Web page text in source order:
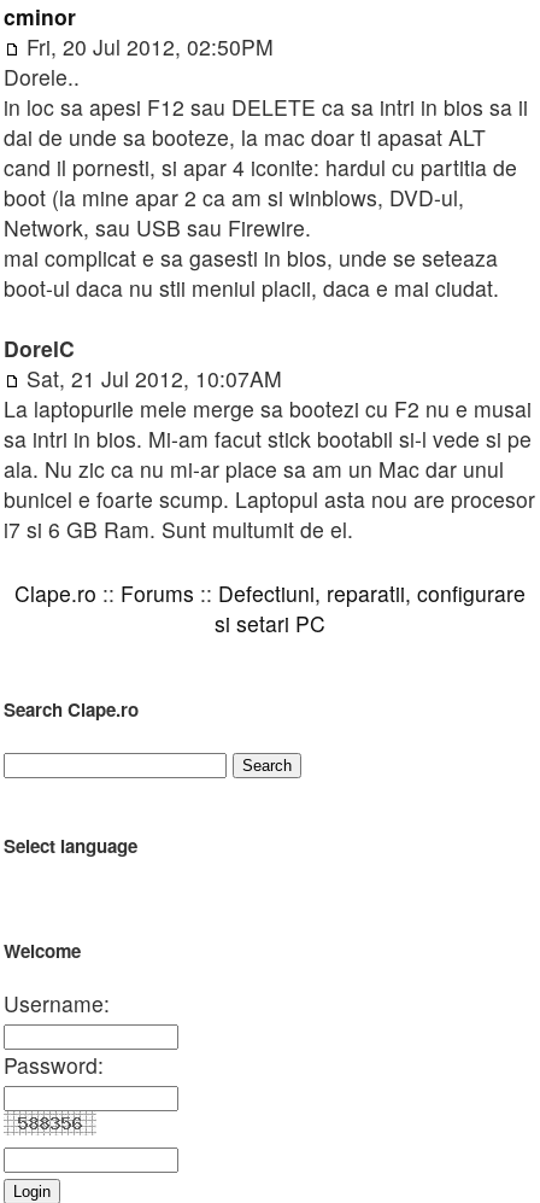
cminor
Fri, 20 Jul 2012, 02:50PM
Dorele..
in loc sa apesi F12 sau DELETE ca sa intri in bios sa ii
dai de unde sa booteze, la mac doar ti apasat ALT
cand il pornesti, si apar 4 iconite: hardul cu partitia de
boot (la mine apar 2 ca am si winblows, DVD-ul,
Network, sau USB sau Firewire.
mai complicat e sa gasesti in bios, unde se seteaza
boot-ul daca nu stii meniul placii, daca e mai ciudat.
DorelC
Sat, 21 Jul 2012, 10:07AM
La laptopurile mele merge sa bootezi cu F2 nu e musai
sa intri in bios. Mi-am facut stick bootabil si-l vede si pe
ala. Nu zic ca nu mi-ar place sa am un Mac dar unul
bunicel e foarte scump. Laptopul asta nou are procesor
i7 si 6 GB Ram. Sunt multumit de el.
Clape.ro :: Forums :: Defectiuni, reparatii, configurare
si setari PC
Search Clape.ro
Select language
Welcome
Username:
Password: